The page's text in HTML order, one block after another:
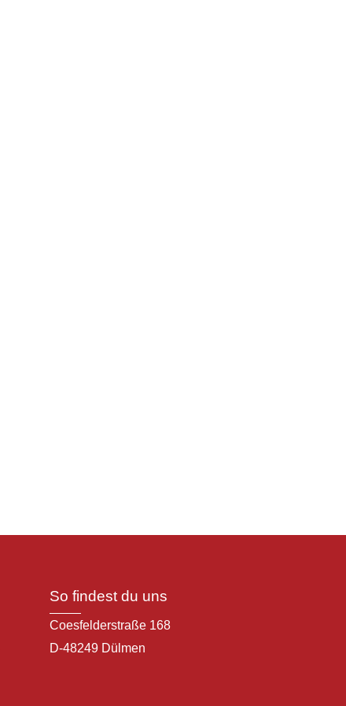
So findest du uns
Coesfelderstraße 168
D-48249 Dülmen